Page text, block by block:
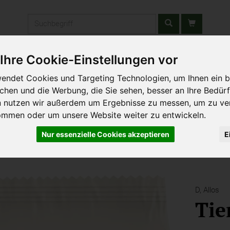
Cookie-Einstellungen vor
Cookies und Targeting Technologien, um Ihnen ein
und die Werbung, die Sie sehen, besser an Ihre
nutzen wir außerdem um Ergebnisse zu messen, um zu
oder um unsere Website weiter zu entwickeln.
Nur essenzielle Cookies akzeptieren
& Schulen Liefergebiet Wochenmarkt
D, Allos